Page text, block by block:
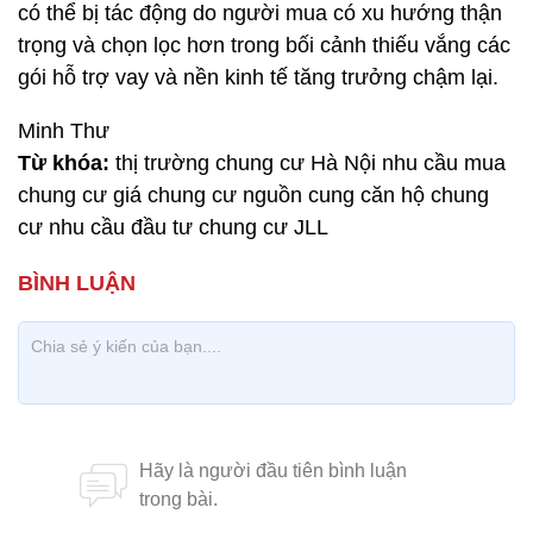
có thể bị tác động do người mua có xu hướng thận
trọng và chọn lọc hơn trong bối cảnh thiếu vắng các
gói hỗ trợ vay và nền kinh tế tăng trưởng chậm lại.
Minh Thư
Từ khóa: thị trường chung cư Hà Nội nhu cầu mua
chung cư giá chung cư nguồn cung căn hộ chung
cư nhu cầu đầu tư chung cư JLL